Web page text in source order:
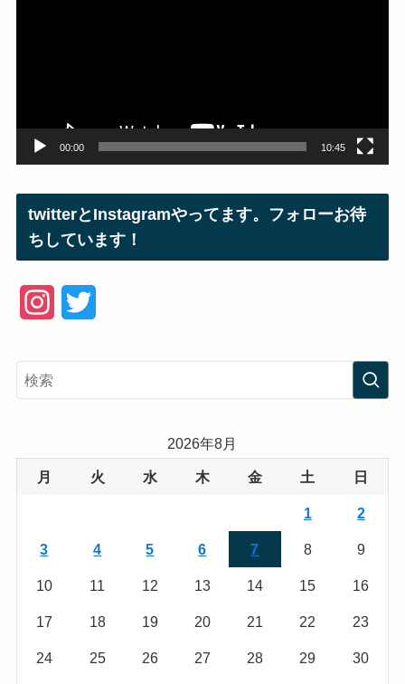
00:00 10:45
twitterとInstagramやってます。フォローお待
ちしています！
e
2026年8月
月 火 水 木 金 土 日
1 2
3 4 5 6 7 8 9
10 11 12 13 14 15 16
17 18 19 20 21 22 23
24 25 26 27 28 29 30